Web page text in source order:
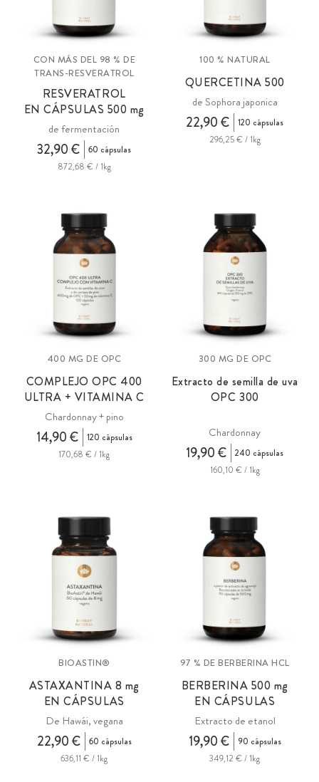
CON MÁS DEL 98 % DE
TRANS-RESVERATROL
RESVERATROL
EN CÁPSULAS 500 mg
de fermentación
32,90 €
60 cápsulas
872,68 € / 1kg
100 % NATURAL
QUERCETINA 500
de Sophora japonica
22,90 €
120 cápsulas
296,25 € / 1kg
400 MG DE OPC
COMPLEJOOPC 400
ULTRA + VITAMINA C
Chardonnay + pino
14,90 €
120 cápsulas
170,68 € / 1kg
300 MG DE OPC
Extracto de semilla de uva
OPC 300
Chardonnay
19,90 €
240 cápsulas
160,10 € / 1kg
BIOASTIN®
ASTAXANTINA 8 mg
EN CÁPSULAS
De Hawái, vegana
22,90 €
60 cápsulas
636,11 € / 1kg
97 % DE BERBERINA HCL
BERBERINA 500 mg
EN CÁPSULAS
Extracto de etanol
19,90 €
90 cápsulas
349,12 € / 1kg